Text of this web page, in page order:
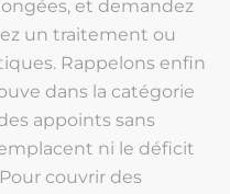
et demandez
un traitement ou
Rappelons enfin
dans la catégorie
appoints sans
ni le déficit
couvrir des